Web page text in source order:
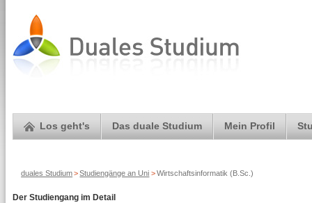
Los geht's Das duale Studium Mein Profil
duales Studium> Studiengänge an Uni >Wirtschaftsinformatik (B.Sc.)
Der Studiengang im Detail